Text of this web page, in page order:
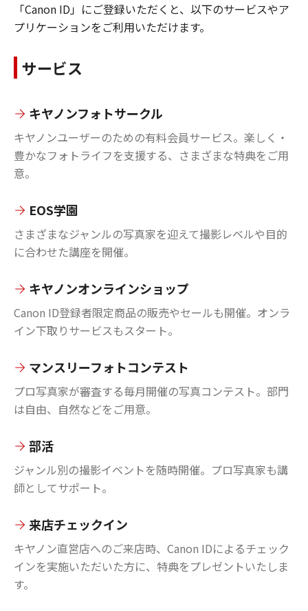
「Canon ID」にご登録いただくと、以下のサービスやア
プリケーションをご利用いただけます。
サービス
キヤノンフォトサークル
キヤノンユーザーのための有料会員サービス。楽しく・
豊かなフォトライフを支援する、さまざまな特典をご用
意。
EOS学園
さまざまなジャンルの写真家を迎えて撮影レベルや目的
に合わせた講座を開催。
キヤノンオンラインショップ
Canon ID登録者限定商品の販売やセールも開催。オンラ
イン下取りサービスもスタート。
マンスリーフォトコンテスト
プロ写真家が審査する毎月開催の写真コンテスト。部門
は自由、自然などをご用意。
部活
ジャンル別の撮影イベントを随時開催。プロ写真家も講
師としてサポート。
来店チェックイン
キヤノン直営店へのご来店時、Canon IDによるチェック
インを実施いただいた方に、特典をプレゼントいたしま
す。